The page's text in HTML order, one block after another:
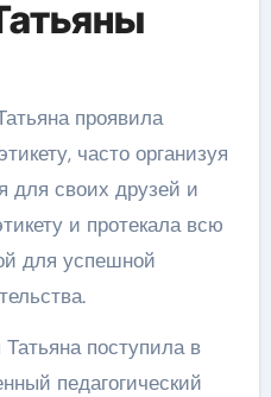
проявила
часто организуя
для своих друзей и
и протекала всю
для успешной
поступила в
педагогический